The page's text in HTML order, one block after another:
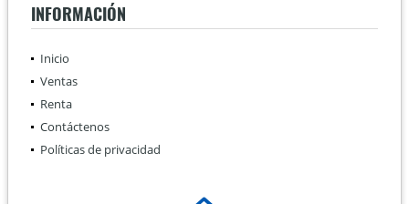
INFORMACIÓN
Inicio
Ventas
Renta
Contáctenos
Políticas de privacidad